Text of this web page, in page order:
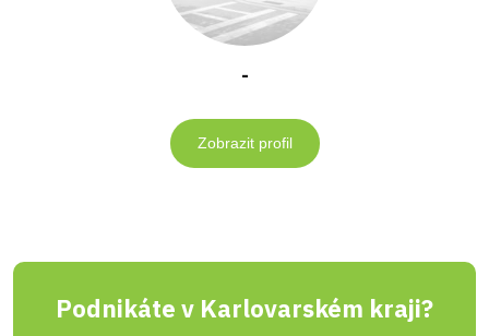
-
Zobrazit profil
Podnikáte v Karlovarském kraji?